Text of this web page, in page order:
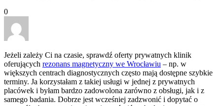
0
Jeżeli zależy Ci na czasie, sprawdź oferty prywatnych klinik
oferujących rezonans magnetyczny we Wrocławiu – np. w
większych centrach diagnostycznych często mają dostępne szybkie
terminy. Ja korzystałam z takiej usługi w jednej z prywatnych
placówek i byłam bardzo zadowolona zarówno z obsługi, jak i z
samego badania. Dobrze jest wcześniej zadzwonić i dopytać o